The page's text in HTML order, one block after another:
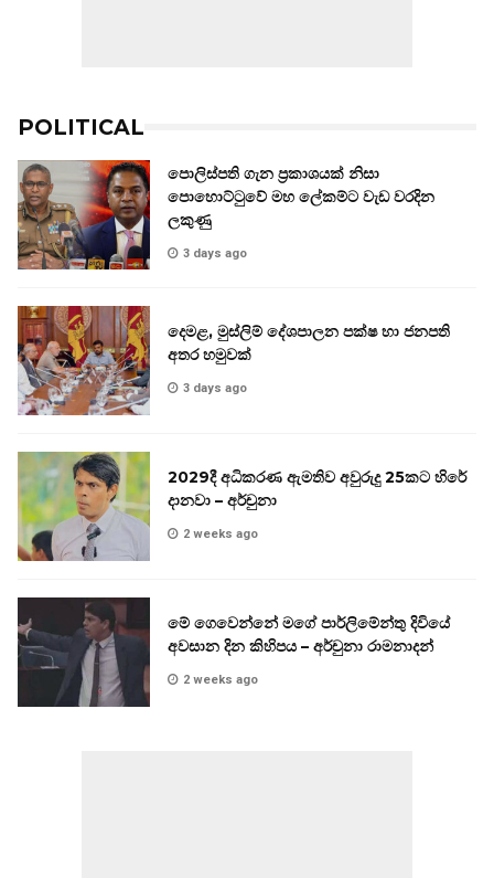
POLITICAL
පොලිස්පති ගැන ප්‍රකාශයක් නිසා
පොහොට්ටුවේ මහ ලේකම්ට වැඩ වරදින
ලකුණු
3 days ago
දෙමළ, මුස්ලිම් දේශපාලන පක්ෂ හා ජනපති
අතර හමුවක්
3 days ago
2029දී අධිකරණ ඇමතිව අවුරුදු 25කට හිරේ
දානවා – අර්චුනා
2 weeks ago
මේ ගෙවෙන්නේ මගේ පාර්ලිමේන්තු දිවියේ
අවසාන දින කිහිපය – අර්චුනා රාමනාදන්
2 weeks ago